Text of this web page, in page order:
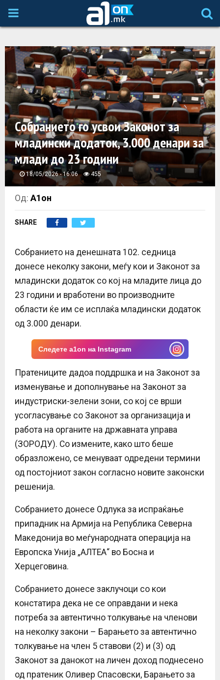
P
M
A
R
Y
M
E
N
U
Собранието го усвои Законот за
младински додаток, 3.000 денари за
млади до 23 години
18/05/2026 - 16:06 455
Од:А1он
SHARE
Собранието на денешната 102. седница
донесе неколку закони, меѓу кои и Законот за
младински додаток со кој на младите лица до
23 години и вработени во производните
области ќе им се исплаќа младински додаток
од 3.000 денари.
Следете a1on на Instagram
Пратениците дадоа поддршка и на Законот за
изменување и дополнување на Законот за
индустриски-зелени зони, со кој се врши
усогласување со Законот за организација и
работа на органите на државната управа
(ЗОРОДУ). Со измените, како што беше
образложено, се менуваат одредени термини
од постојниот закон согласно новите законски
решенија.
Собранието донесе Одлука за испраќање
припадник на Армија на Република Северна
Македонија во меѓународната операција на
Европска Унија „АЛТЕА“ во Босна и
Херцеговина.
Собранието донесе заклучоци со кои
констатира дека не се оправдани и нека
потреба за автентично толкување на членови
на неколку закони – Барањето за автентично
толкување на член 5 ставови (2) и (3) од
Законот за данокот на личен доход поднесено
од пратеник Оливер Спасовски, Барањето за